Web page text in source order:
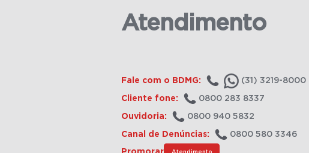
Atendimento
Fale com o BDMG: (31) 3219-8000
Cliente fone: 0800 283 8337
Ouvidoria: 0800 940 5832
Canal de Denúncias: 0800 580 3346
Atendimento